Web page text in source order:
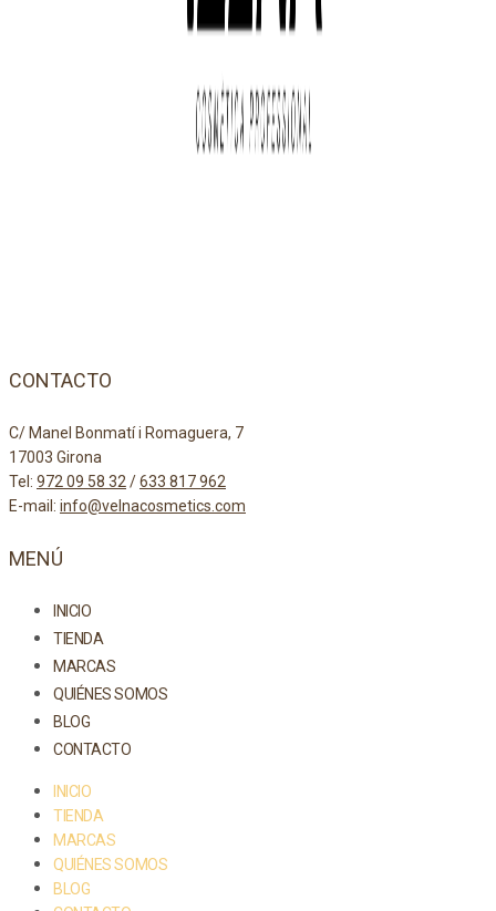
CONTACTO
C/ Manel Bonmatí i Romaguera, 7
17003 Girona
Tel: 972 09 58 32/633 817 962
E-mail: info@velnacosmetics.com
MENÚ
INICIO
TIENDA
MARCAS
QUIÉNES SOMOS
BLOG
CONTACTO
INICIO
TIENDA
MARCAS
QUIÉNES SOMOS
BLOG